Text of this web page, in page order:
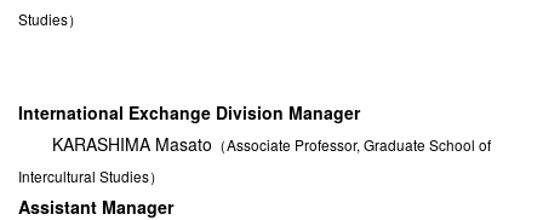
Studies）
International Exchange Division Manager
KARASHIMA Masato （Associate Professor, Graduate School of
Intercultural Studies）
Assistant Manager